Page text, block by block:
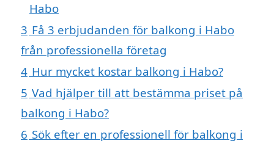
Habo
3 Få 3 erbjudanden för balkong i Habo
från professionella företag
4 Hur mycket kostar balkong i Habo?
5 Vad hjälper till att bestämma priset på
balkong i Habo?
6 Sök efter en professionell för balkong i